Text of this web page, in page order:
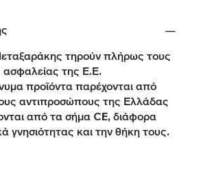
τηρούν πλήρως τους
ασφαλείας της Ε.Ε.
προϊόντα παρέχονται από
αντιπροσώπους της Ελλάδας
από τα σήμα CE, διάφορα
γνησιότητας και την θήκη τους.